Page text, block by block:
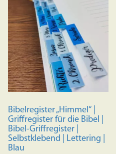
Bibelregister „Himmel“ |
Griffregister für die Bibel |
Bibel-Griffregister |
Selbstklebend | Lettering |
Blau